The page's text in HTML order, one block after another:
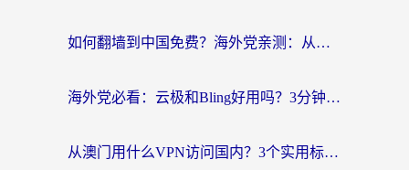
如何翻墙到中国免费？海外党亲测：从踩坑到选对加速器的全攻略
海外党必看：云极和Bling好用吗？3分钟教你选对回国加速器
从澳门用什么VPN访问国内？3个实用标准帮你避开坑，无缝刷剧听歌